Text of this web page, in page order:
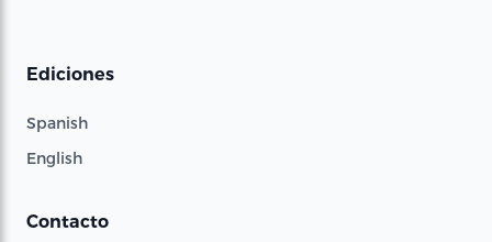
Ediciones
Spanish
English
Contacto